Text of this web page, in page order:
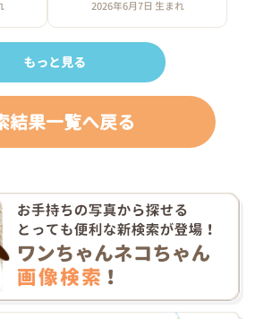
2026年6月7日 生まれ
もっと見る
結果一覧へ戻る